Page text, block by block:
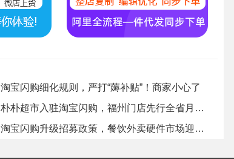
淘宝闪购细化规则，严打“薅补贴”！商家小心了
朴朴超市入驻淘宝闪购，福州门店先行全省月底铺开！
淘宝闪购升级招募政策，餐饮外卖硬件市场迎新机！